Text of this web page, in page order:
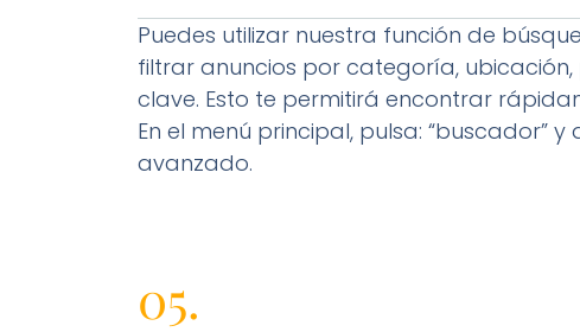
Puedes utilizar nuestra función de
filtrar anuncios por categoría,
clave. Esto te permitirá encontrar
En el menú principal, pulsa: “buscador”
avanzado.
05.